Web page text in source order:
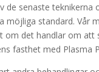
de senaste
möjliga standard. Vår
om det handlar om att
fasthet med Plasma